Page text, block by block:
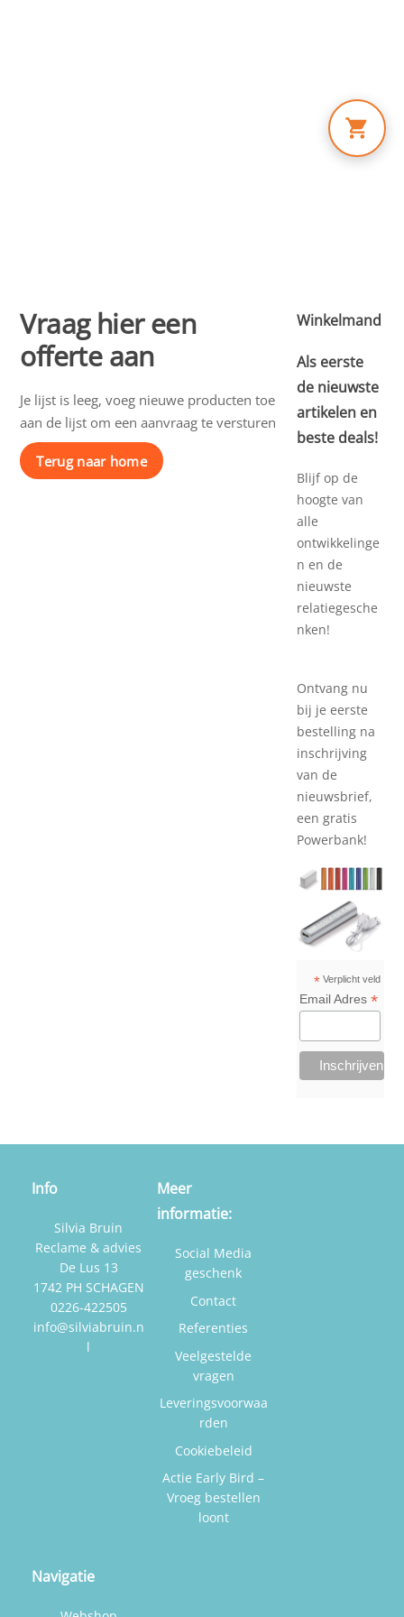
Vraag hier een
offerte aan
Je lijst is leeg, voeg nieuwe producten toe
aan de lijst om een aanvraag te versturen
Terug naar home
Winkelmand
Als eerste
de nieuwste
artikelen en
beste deals!
Blijf op de
hoogte van
alle
ontwikkelinge
n en de
nieuwste
relatiegesche
nken!
Ontvang nu
bij je eerste
bestelling na
inschrijving
van de
nieuwsbrief,
een gratis
Powerbank!
*Verplicht veld
Email Adres *
Info
Silvia Bruin
Reclame & advies
De Lus 13
1742 PH SCHAGEN
0226-422505
info@silviabruin.n
l
Meer
informatie:
Social Media
geschenk
Contact
Referenties
Veelgestelde
vragen
Leveringsvoorwaa
rden
Cookiebeleid
Actie Early Bird –
Vroeg bestellen
loont
Navigatie